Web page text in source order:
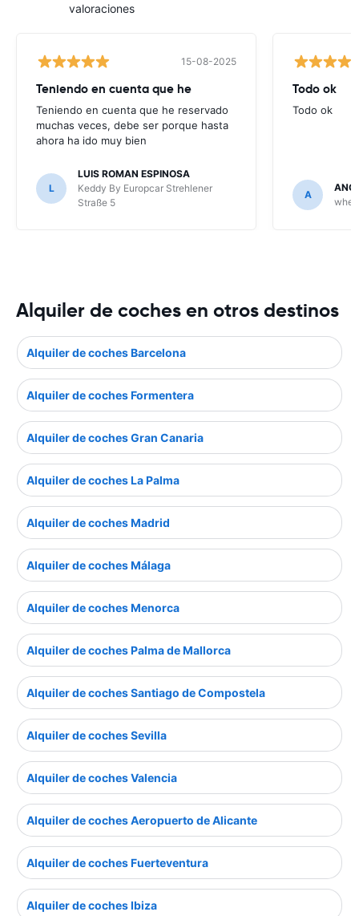
valoraciones
15-08-2025
Teniendo en cuenta que he
Teniendo en cuenta que he reservado
muchas veces, debe ser porque hasta
ahora ha ido muy bien
L
LUIS ROMAN ESPINOSA
Keddy By Europcar Strehlener
Straße 5
Todo ok
Todo ok
A
Alquiler de coches en otros destinos
Alquiler de coches Barcelona
Alquiler de coches Formentera
Alquiler de coches Gran Canaria
Alquiler de coches La Palma
Alquiler de coches Madrid
Alquiler de coches Málaga
Alquiler de coches Menorca
Alquiler de coches Palma de Mallorca
Alquiler de coches Santiago de Compostela
Alquiler de coches Sevilla
Alquiler de coches Valencia
Alquiler de coches Aeropuerto de Alicante
Alquiler de coches Fuerteventura
Alquiler de coches Ibiza